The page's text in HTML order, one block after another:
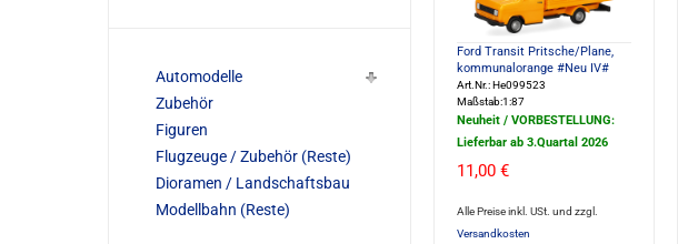
Ford Transit Pritsche/Plane,
kommunalorange #Neu IV#
Art.Nr.: He099523
Maßstab:1:87
Neuheit / VORBESTELLUNG:
Lieferbar ab 3.Quartal 2026
11,00 €
Alle Preise inkl. USt. und zzgl.
Versandkosten
Automodelle
Zubehör
Figuren
Flugzeuge / Zubehör (Reste)
Dioramen / Landschaftsbau
Modellbahn (Reste)